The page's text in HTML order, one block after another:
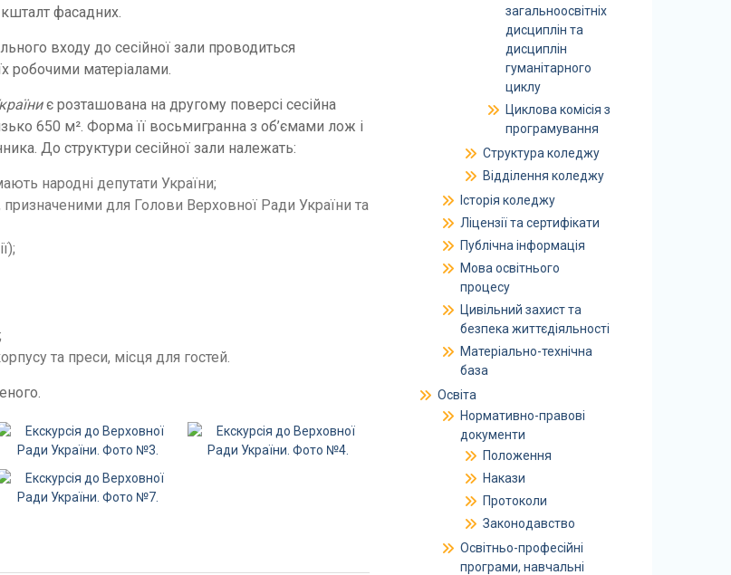
фасадних.
входу до сесійної зали проводиться
робочими матеріалами.
є розташована на другому поверсі сесійна
650 м². Форма її восьмигранна з об’ємами лож і
До структури сесійної зали належать:
народні депутати України;
призначеними для Голови Верховної Ради України та
та преси, місця для гостей.
загальноосвітніх
дисциплін та
дисциплін
гуманітарного
циклу
Циклова комісія з
програмування
Структура коледжу
Відділення коледжу
Історія коледжу
Ліцензії та сертифікати
Публічна інформація
Мова освітнього
процесу
Цивільний захист та
безпека життєдіяльності
Матеріально-технічна
база
Освіта
Нормативно-правові
документи
Положення
Накази
Протоколи
Законодавство
Освітньо-професійні
програми, навчальні